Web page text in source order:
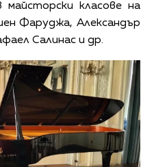
майсторски класове на
Фаруджа, Александър
Салинас и др.